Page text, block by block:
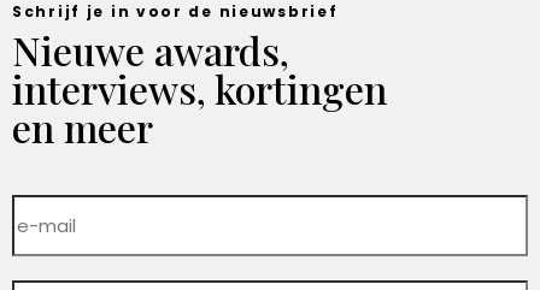
Schrijf je in voor de nieuwsbrief
Nieuwe awards,
interviews, kortingen
en meer